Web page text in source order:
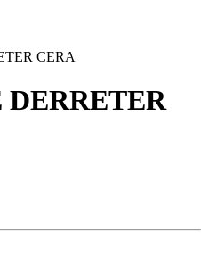
CERA